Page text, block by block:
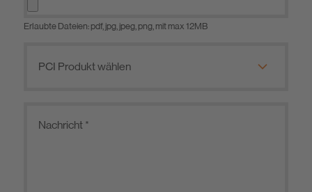
Erlaubte Dateien: pdf, jpg, jpeg, png, mit max 12MB